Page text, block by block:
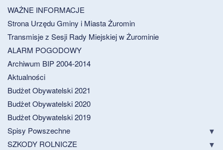
WAŻNE INFORMACJE
Strona Urzędu Gminy i Miasta Żuromin
Transmisje z Sesji Rady Miejskiej w Żurominie
ALARM POGODOWY
Archiwum BIP 2004-2014
Aktualności
Budżet Obywatelski 2021
Budżet Obywatelski 2020
Budżet Obywatelski 2019
Spisy Powszechne
SZKODY ROLNICZE